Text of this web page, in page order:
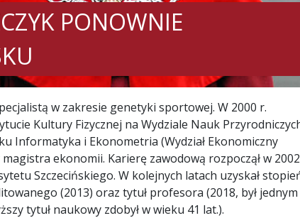
PONOWNIE
w zakresie genetyki sportowej. W 2000 r.
Kultury Fizycznej na Wydziale Nauk
Informatyka i Ekonometria (Wydział Ekonomiczny
ekonomii. Karierę zawodową rozpoczął w 2002
Szczecińskiego. W kolejnych latach uzyskał
(2013) oraz tytuł profesora (2018, był jednym
tytuł naukowy zdobył w wieku 41 lat.).